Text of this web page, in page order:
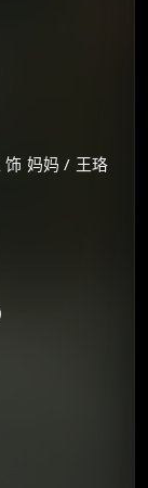
饰 妈妈 / 王珞